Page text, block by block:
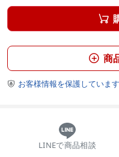

 商
 お客様情報を保護しています
LINEで商品相談